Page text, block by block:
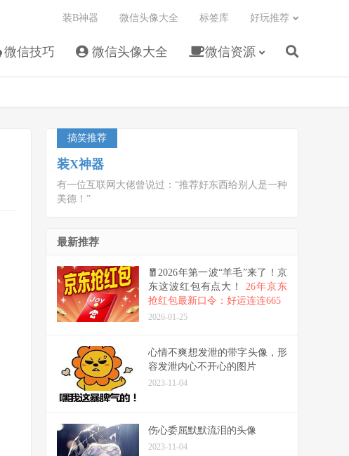
微信技巧 微信头像大全 微信资源
装B神器 微信头像大全 标签库 好玩推荐
搞笑推荐
装X神器
有一位互联网大佬曾说过：“推荐好东西给别人是一种
美德！”
最新推荐
🧧2026年第一波“羊毛”来了！京
东这波红包有点大！ 26年京东
抢红包最新口令：好运连连665
2026-01-25
心情不爽想发泄的带字头像，形
容发泄内心不开心的图片
2023-11-04
伤心委屈默默流泪的头像
2023-11-04